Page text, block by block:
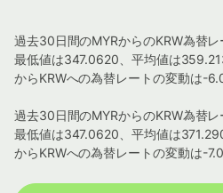
過去30日間のMYRからのKRW為替
最低値は347.0620、平均値は
からKRWへの為替レートの変動は-
過去30日間のMYRからのKRW為替
最低値は347.0620、平均値は
からKRWへの為替レートの変動は-